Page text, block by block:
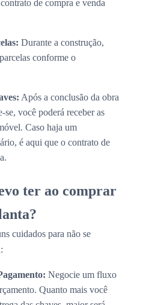
de compra e venda
Durante a construção,
conforme o
Após a conclusão da obra
se, você poderá receber as
Caso haja um
é aqui que o contrato de
ter ao comprar
cuidados para não se
Negocie um fluxo
Quanto mais você